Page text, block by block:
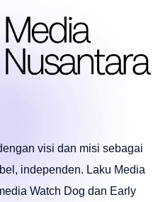
visi dan misi sebagai
independen. Laku Media
Watch Dog dan Early